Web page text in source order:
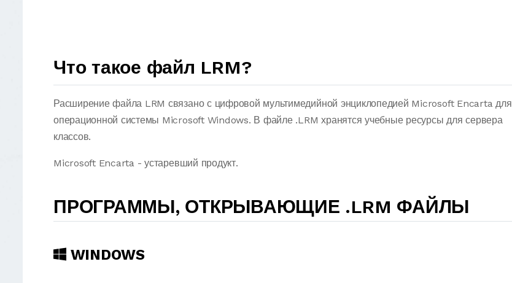
Что такое файл LRM?
Расширение файла LRM связано с цифровой мультимедийной энциклопедией Microsoft Encarta для
операционной системы Microsoft Windows. В файле .LRM хранятся учебные ресурсы для сервера
классов.
Microsoft Encarta - устаревший продукт.
ПРОГРАММЫ, ОТКРЫВАЮЩИЕ .LRM ФАЙЛЫ
WINDOWS